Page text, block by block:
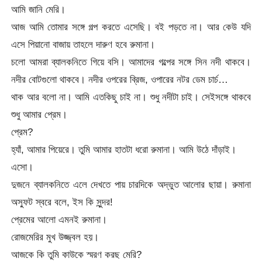
আমি জানি মেরি।
আজ আমি তোমার সঙ্গে গল্প করতে এসেছি। বই পড়তে না। আর কেউ যদি
এসে পিয়ানো বাজায় তাহলে দারুণ হবে রুমানা।
চলো আমরা ব্যালকনিতে গিয়ে বসি। আমাদের গল্পের সঙ্গে সিন নদী থাকবে।
নদীর বোটগুলো থাকবে। নদীর ওপরের ব্রিজ, ওপারের নটর ডেম চার্চ…
থাক আর বলো না। আমি এতকিছু চাই না। শুধু নদীটা চাই। সেইসঙ্গে থাকবে
শুধু আমার প্রেম।
প্রেম?
হ্যাঁ, আমার পিয়েরে। তুমি আমার হাতটা ধরো রুমানা। আমি উঠে দাঁড়াই।
এসো।
দুজনে ব্যালকনিতে এলে দেখতে পায় চারদিকে অদ্ভুত আলোর ছায়া। রুমানা
অস্ফুট স্বরে বলে, ইস কি সুন্দর!
প্রেমের আলো এমনই রুমানা।
রোজমেরির মুখ উজ্জ্বল হয়।
আজকে কি তুমি কাউকে স্মরণ করছ মেরি?